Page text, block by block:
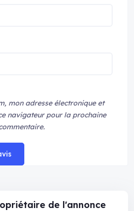
mon adresse électronique et
navigateur pour la prochaine
de l'annonce